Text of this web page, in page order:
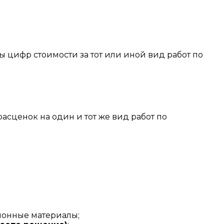
стоимости за тот или иной вид работ по
на один и тот же вид работ по
материалы;